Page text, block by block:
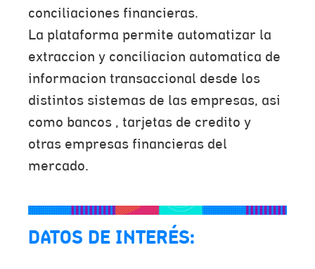
conciliaciones financieras.
La plataforma permite automatizar la
extraccion y conciliacion automatica de
informacion transaccional desde los
distintos sistemas de las empresas, asi
como bancos , tarjetas de credito y
otras empresas financieras del
mercado.
DATOS DE INTERÉS: